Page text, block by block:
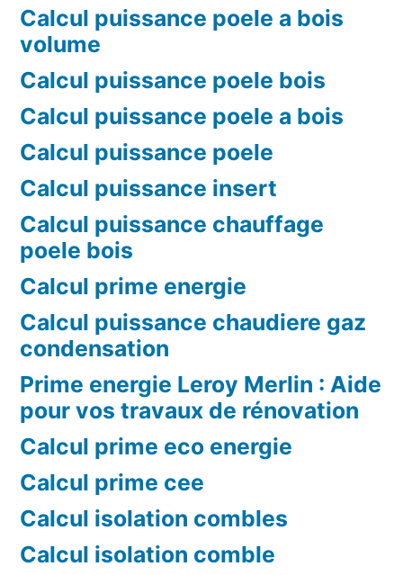
Calcul puissance poele a bois
volume
Calcul puissance poele bois
Calcul puissance poele a bois
Calcul puissance poele
Calcul puissance insert
Calcul puissance chauffage
poele bois
Calcul prime energie
Calcul puissance chaudiere gaz
condensation
Prime energie Leroy Merlin : Aide
pour vos travaux de rénovation
Calcul prime eco energie
Calcul prime cee
Calcul isolation combles
Calcul isolation comble